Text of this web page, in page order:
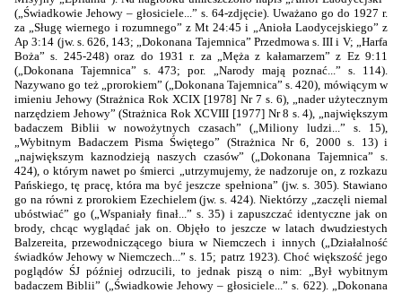
(„Świadkowie Jehowy – głosiciele...” s. 64-zdjęcie). Uważano go do 1927 r.
za „Sługę wiernego i rozumnego” z Mt 24:45 i „Anioła Laodycejskiego” z
Ap 3:14 (jw. s. 626, 143; „Dokonana Tajemnica” Przedmowa s. III i V; „Harfa
Boża” s. 245-248) oraz do 1931 r. za „Męża z kałamarzem” z Ez 9:11
(„Dokonana Tajemnica” s. 473; por. „Narody mają poznać...” s. 114).
Nazywano go też „prorokiem” („Dokonana Tajemnica” s. 420), mówiącym w
imieniu Jehowy (Strażnica Rok XCIX [1978] Nr 7 s. 6), „nader użytecznym
narzędziem Jehowy” (Strażnica Rok XCVIII [1977] Nr 8 s. 4), „największym
badaczem Biblii w nowożytnych czasach” („Miliony ludzi...” s. 15),
„Wybitnym Badaczem Pisma Świętego” (Strażnica Nr 6, 2000 s. 13) i
„największym kaznodzieją naszych czasów” („Dokonana Tajemnica” s.
424), o którym nawet po śmierci „utrzymujemy, że nadzoruje on, z rozkazu
Pańskiego, tę pracę, która ma być jeszcze spełniona” (jw. s. 305). Stawiano
go na równi z prorokiem Ezechielem (jw. s. 424). Niektórzy „zaczęli niemal
ubóstwiać” go („Wspaniały finał...” s. 35) i zapuszczać identyczne jak on
brody, chcąc wyglądać jak on. Objęło to jeszcze w latach dwudziestych
Balzereita, przewodniczącego biura w Niemczech i innych („Działalność
świadków Jehowy w Niemczech...” s. 15; patrz 1923). Choć większość jego
poglądów ŚJ później odrzucili, to jednak piszą o nim: „Był wybitnym
badaczem Biblii” („Świadkowie Jehowy – głosiciele...” s. 622). „Dokonana